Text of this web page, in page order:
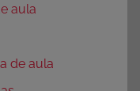
aula
de aula